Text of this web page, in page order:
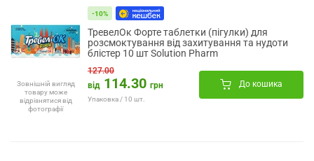
Зовнішній вигляд
товару може
відрізнятися від
фотографії
-10%
ТревелОк Форте таблетки (пігулки) для
розсмоктування від захитування та нудоти
блістер 10 шт Solution Pharm
127.00
від 114.30 грн
Упаковка / 10 шт.
До кошика